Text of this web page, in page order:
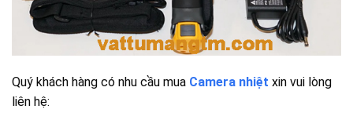
Quý khách hàng có nhu cầu mua Camera nhiệt xin vui lòng
liên hệ: